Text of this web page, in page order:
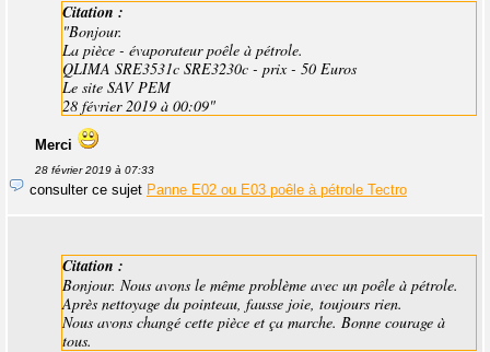
Citation :
"Bonjour.
La pièce - évaporateur poêle à pétrole.
QLIMA SRE3531c SRE3230c - prix - 50 Euros
Le site SAV PEM
28 février 2019 à 00:09"
Merci
28 février 2019 à 07:33
consulter ce sujet Panne E02 ou E03 poêle à pétrole Tectro
Citation :
Bonjour. Nous avons le même problème avec un poêle à pétrole.
Après nettoyage du pointeau, fausse joie, toujours rien.
Nous avons changé cette pièce et ça marche. Bonne courage à
tous.